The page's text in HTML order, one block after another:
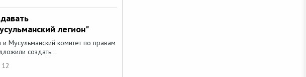
легион"
Мусульманский комитет по правам
создать...
12